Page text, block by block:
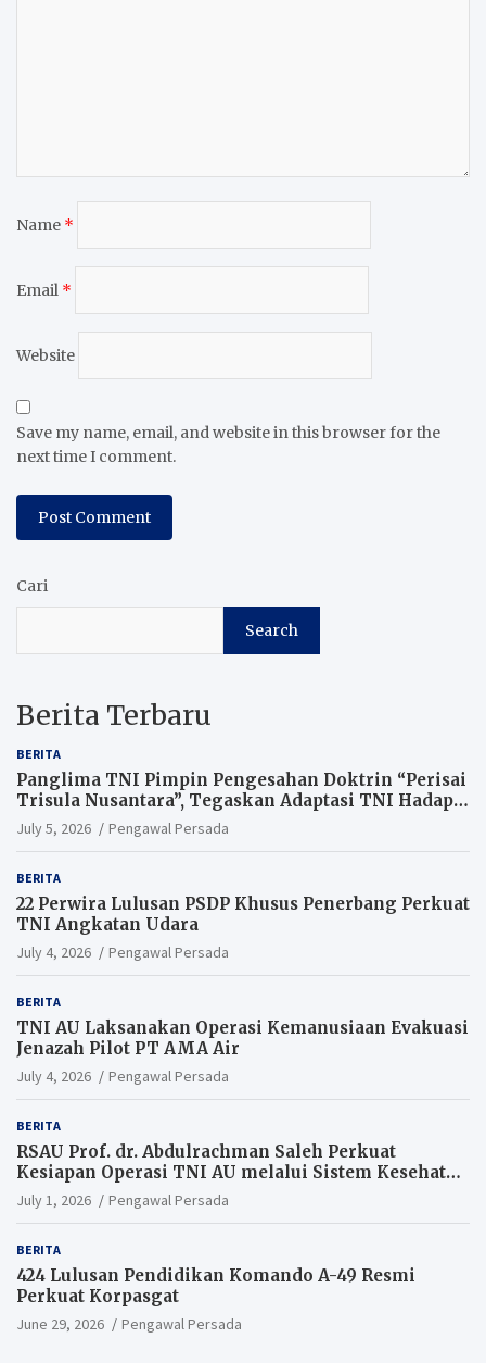
Name *
Email *
Website
Save my name, email, and website in this browser for the
next time I comment.
Cari
Search
Berita Terbaru
BERITA
Panglima TNI Pimpin Pengesahan Doktrin “Perisai
Trisula Nusantara”, Tegaskan Adaptasi TNI Hadapi
Perang Modern
July 5, 2026 Pengawal Persada
BERITA
22 Perwira Lulusan PSDP Khusus Penerbang Perkuat
TNI Angkatan Udara
July 4, 2026 Pengawal Persada
BERITA
TNI AU Laksanakan Operasi Kemanusiaan Evakuasi
Jenazah Pilot PT AMA Air
July 4, 2026 Pengawal Persada
BERITA
RSAU Prof. dr. Abdulrachman Saleh Perkuat
Kesiapan Operasi TNI AU melalui Sistem Kesehatan
Andal
July 1, 2026 Pengawal Persada
BERITA
424 Lulusan Pendidikan Komando A-49 Resmi
Perkuat Korpasgat
June 29, 2026 Pengawal Persada